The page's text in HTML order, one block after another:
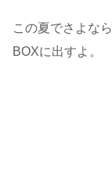
この夏でさよ
BOXに出すよ。